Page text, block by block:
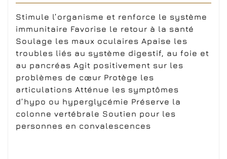
Stimule l’organisme et renforce le système
immunitaire Favorise le retour à la santé
Soulage les maux oculaires Apaise les
troubles liés au système digestif, au foie et
au pancréas Agit positivement sur les
problèmes de cœur Protège les
articulations Atténue les symptômes
d’hypo ou hyperglycémie Préserve la
colonne vertébrale Soutien pour les
personnes en convalescences